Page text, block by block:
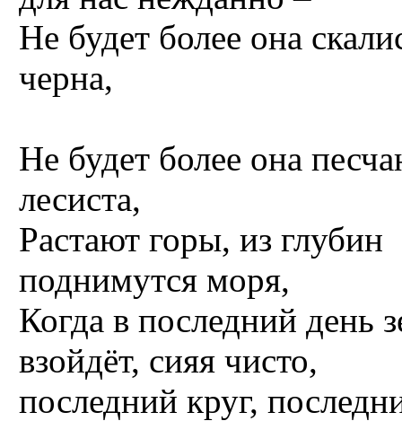
Не будет более она
черна,
Не будет более она
лесиста,
Растают горы, из глубин
поднимутся моря,
Когда в последний день
взойдёт, сияя чисто,
последний круг,